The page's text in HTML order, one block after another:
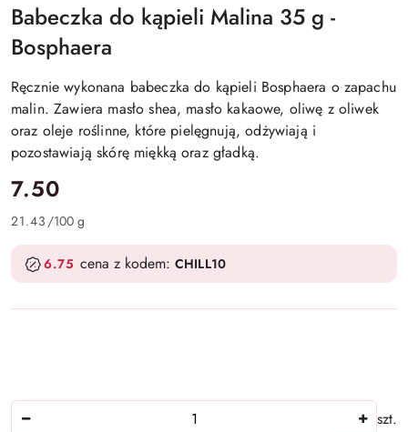
Babeczka do kąpieli Malina 35 g -
Bosphaera
Ręcznie wykonana babeczka do kąpieli Bosphaera o zapachu
malin. Zawiera masło shea, masło kakaowe, oliwę z oliwek
oraz oleje roślinne, które pielęgnują, odżywiają i
pozostawiają skórę miękką oraz gładką.
cena:
7.50
21.43 /100 g
6.75 cena z kodem: CHILL10
szt.